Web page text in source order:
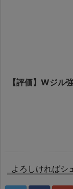
【評価】Wジル
よろしければシ